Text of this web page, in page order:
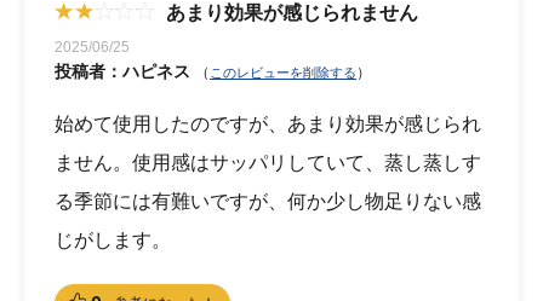
あまり効果が感じられません
2025/06/25
投稿者：ハピネス （ このレビューを削除する ）
始めて使用したのですが、あまり効果が感じられ
ません。使用感はサッパリしていて、蒸し蒸しす
る季節には有難いですが、何か少し物足りない感
じがします。